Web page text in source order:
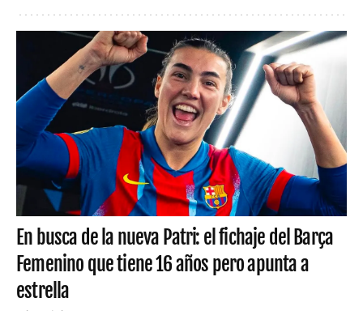
En busca de la nueva Patri: el fichaje del Barça
Femenino que tiene 16 años pero apunta a
estrella